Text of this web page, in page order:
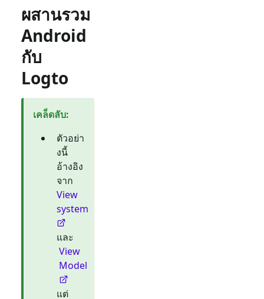
ผสานรวม
Android
กับ
Logto
เคล็ดลับ:
ตัวอย่า
งนี้
อ้างอิง
จาก
View
system
และ
View
Model
แต่